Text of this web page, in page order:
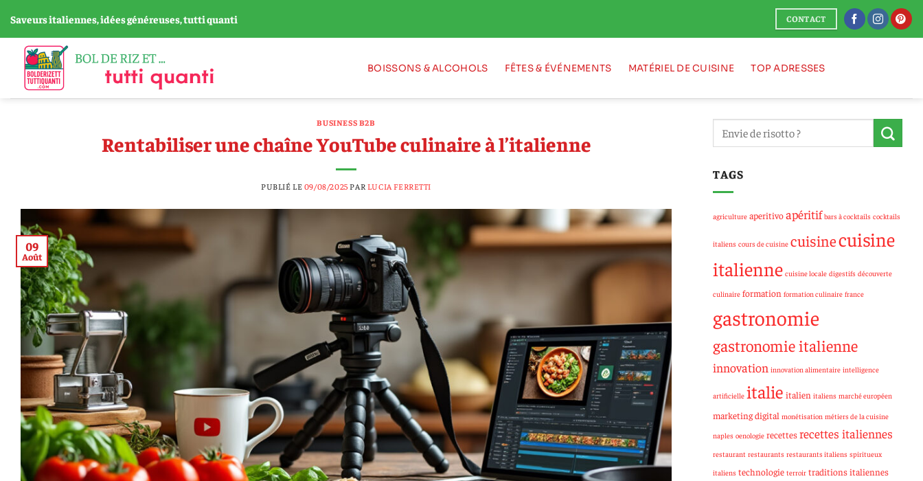
au
contenu
Saveurs italiennes, idées généreuses, tutti quanti CONTACT
BOISSONS & ALCOHOLS FÊTES & ÉVÉNEMENTS MATÉRIEL DE CUISINE TOP ADRESSES
BUSINESS B2B
Rentabiliser une chaîne YouTube culinaire à l’italienne
PUBLIÉ LE 09/08/2025 PAR LUCIA FERRETTI
09
Août
TAGS
agriculture aperitivoapéritif bars à cocktails cocktails
italiens cours de cuisine cuisinecuisine
italienne cuisine locale digestifs découverte
culinaire formation formation culinaire france
gastronomie
gastronomie italienne
innovation innovation alimentaire intelligence
artificielle italie italien italiens marché européen
marketing digital monétisation métiers de la cuisine
naples oenologie recettesrecettes italiennes
restaurant restaurants restaurants italiens spiritueux
italiens technologie terroir traditions italiennes